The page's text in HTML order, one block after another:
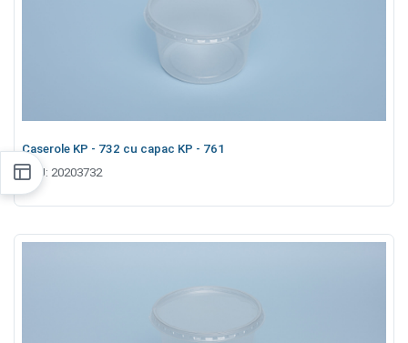
Caserole KP - 732 cu capac KP - 761
SKU: 20203732